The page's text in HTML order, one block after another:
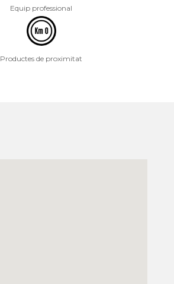
Equip professional
Productes de proximitat